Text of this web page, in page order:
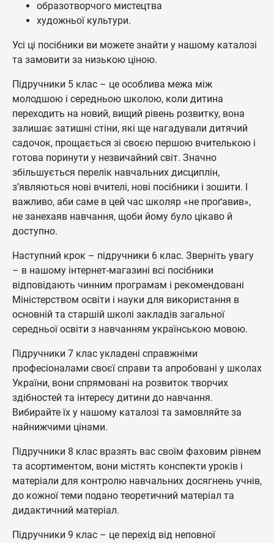
образотворчого мистецтва
художньої культури.
Усі ці посібники ви можете знайти у нашому каталозі
та замовити за низькою ціною.
Підручники 5 клас – це особлива межа між
молодшою і середньою школою, коли дитина
переходить на новий, вищий рівень розвитку, вона
залишає затишні стіни, які ще нагадували дитячий
садочок, прощається зі своєю першою вчителькою і
готова поринути у незвичайний світ. Значно
збільшується перелік навчальних дисциплін,
з’являються нові вчителі, нові посібники і зошити. І
важливо, аби саме в цей час школяр «не проґавив»,
не занехаяв навчання, щоби йому було цікаво й
доступно.
Наступний крок – підручники 6 клас. Зверніть увагу
– в нашому інтернет-магазині всі посібники
відповідають чинним програмам і рекомендовані
Міністерством освіти і науки для використання в
основній та старшій школі закладів загальної
середньої освіти з навчанням українською мовою.
Підручники 7 клас укладені справжніми
професіоналами своєї справи та апробовані у школах
України, вони спрямовані на розвиток творчих
здібностей та інтересу дитини до навчання.
Вибирайте їх у нашому каталозі та замовляйте за
найнижчими цінами.
Підручники 8 клас вразять вас своїм фаховим рівнем
та асортиментом, вони містять конспекти уроків і
матеріали для контролю навчальних досягнень учнів,
до кожної теми подано теоретичний матеріал та
дидактичний матеріал.
Підручники 9 клас – це перехід від неповної